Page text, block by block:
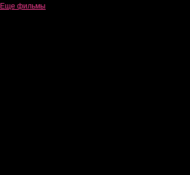
Еще фильмы